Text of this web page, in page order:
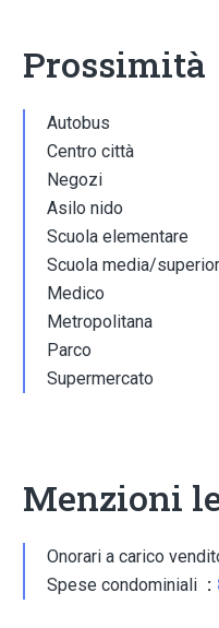
Prossimità
Autobus
Centro città
Negozi
Asilo nido
Scuola elementare
Scuola media/
Medico
Metropolitana
Parco
Supermercato
Menzioni
Onorari a carico
Spese condominiali